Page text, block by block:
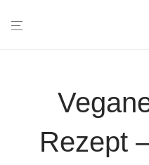
Rezept